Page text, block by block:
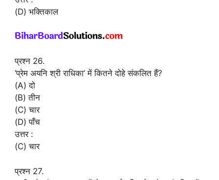
(D) भक्तिकाल
प्रश्न 26.
‘प्रेम अयनि श्री राधिका’ में कितने दोहे संकलित हैं?
(A) दो
(B) तीन
(C) चार
(D) पाँच
उत्तर :
(C) चार
प्रश्न 27.